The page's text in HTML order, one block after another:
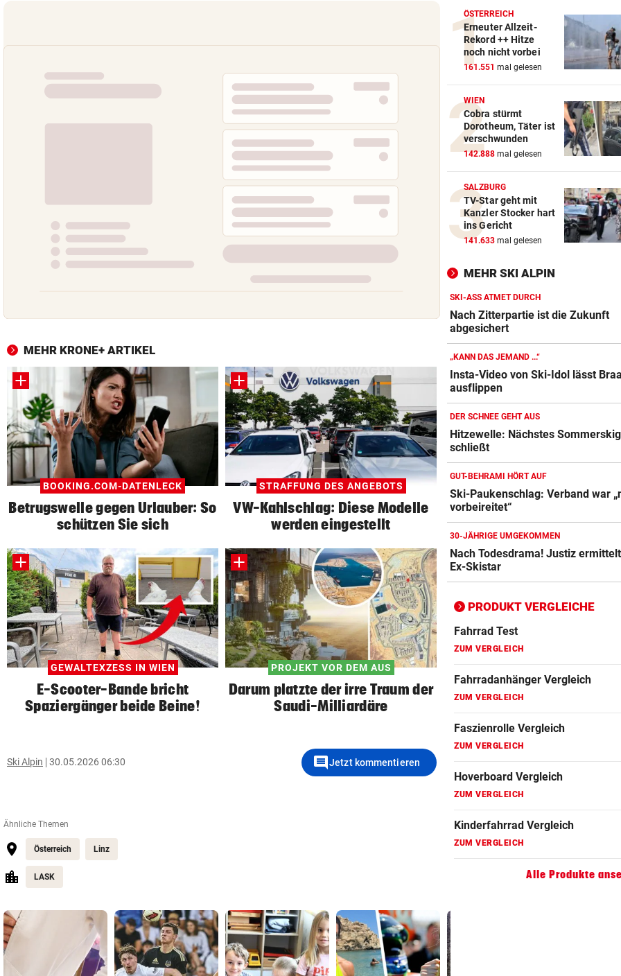
MEHR KRONE+ ARTIKEL
BOOKING.COM-DATENLECK
Betrugswelle gegen Urlauber: So
schützen Sie sich
STRAFFUNG DES ANGEBOTS
VW-Kahlschlag: Diese Modelle
werden eingestellt
GEWALTEXZESS IN WIEN
E-Scooter-Bande bricht
Spaziergänger beide Beine!
PROJEKT VOR DEM AUS
Darum platzte der irre Traum der
Saudi-Milliardäre
Ski Alpin 30.05.2026 06:30 commentJetzt kommentieren
Ähnliche Themen
Österreich Linz
LASK
ÖSTERREICH
Erneuter Allzeit-
Rekord ++ Hitze
noch nicht vorbei
161.551 mal gelesen
WIEN
Cobra stürmt
Dorotheum, Täter ist
verschwunden
142.888 mal gelesen
SALZBURG
TV-Star geht mit
Kanzler Stocker hart
ins Gericht
141.633 mal gelesen
MEHR SKI ALPIN
SKI-ASS ATMET DURCH
Nach Zitterpartie ist die Zukunft
abgesichert
„KANN DAS JEMAND ...“
Insta-Video von Ski-Idol lässt
ausflippen
DER SCHNEE GEHT AUS
Hitzewelle: Nächstes
schließt
GUT-BEHRAMI HÖRT AUF
Ski-Paukenschlag: Verband war
vorbeireitet“
30-JÄHRIGE UMGEKOMMEN
Nach Todesdrama! Justiz
Ex-Skistar
PRODUKT VERGLEICHE
Action-Cam Vergleich
ZUM VERGLEICH
Crosstrainer Vergleich
E-Bike Vergleich
ZUM VERGLEICH
Elektro-Scooter Vergleich
ZUM VERGLEICH
Ergometer Vergleich
ZUM VERGLEICH
Fahrrad Test
ZUM VERGLEICH
Fahrradanhänger Vergleich
ZUM VERGLEICH
Faszienrolle Vergleich
ZUM VERGLEICH
Hoverboard Vergleich
ZUM VERGLEICH
Kinderfahrrad Vergleich
ZUM VERGLEICH
Alle Produkte